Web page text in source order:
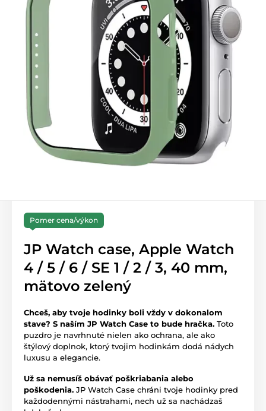
Pomer cena/výkon
JP Watch case, Apple Watch
4 / 5 / 6 / SE 1 / 2 / 3, 40 mm,
mätovo zelený
Chceš, aby tvoje hodinky boli vždy v dokonalom
stave? S naším JP Watch Case to bude hračka. Toto
puzdro je navrhnuté nielen ako ochrana, ale ako
štýlový doplnok, ktorý tvojim hodinkám dodá nádych
luxusu a elegancie.
Už sa nemusíš obávať poškriabania alebo
poškodenia. JP Watch Case chráni tvoje hodinky pred
každodennými nástrahami, nech už sa nachádzaš